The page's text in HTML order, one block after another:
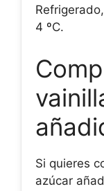
4 ºC.
Si quieres
azúcar